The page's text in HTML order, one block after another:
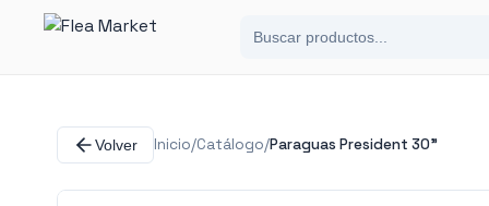
Volver Inicio/Catálogo/Paraguas President 30"